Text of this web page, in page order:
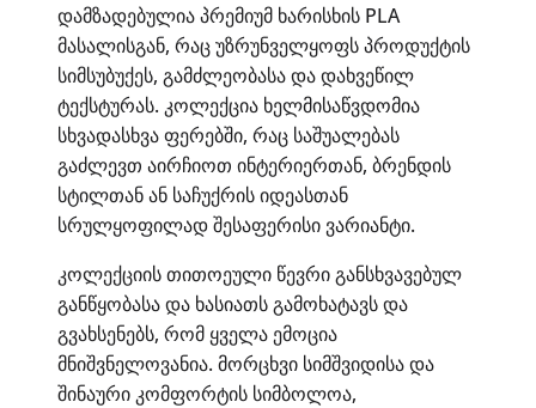
დამზადებულია პრემიუმ ხარისხის PLA
მასალისგან, რაც უზრუნველყოფს პროდუქტის
სიმსუბუქეს, გამძლეობასა და დახვეწილ
ტექსტურას. კოლექცია ხელმისაწვდომია
სხვადასხვა ფერებში, რაც საშუალებას
გაძლევთ აირჩიოთ ინტერიერთან, ბრენდის
სტილთან ან საჩუქრის იდეასთან
სრულყოფილად შესაფერისი ვარიანტი.
კოლექციის თითოეული წევრი განსხვავებულ
განწყობასა და ხასიათს გამოხატავს და
გვახსენებს, რომ ყველა ემოცია
მნიშვნელოვანია. მორცხვი სიმშვიდისა და
შინაური კომფორტის სიმბოლოა,